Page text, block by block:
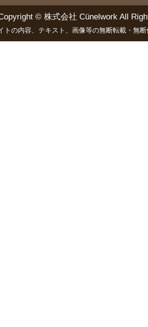
© 株式会社 Cünelwork All
トの内容、テキスト、画像等の無断転載・無